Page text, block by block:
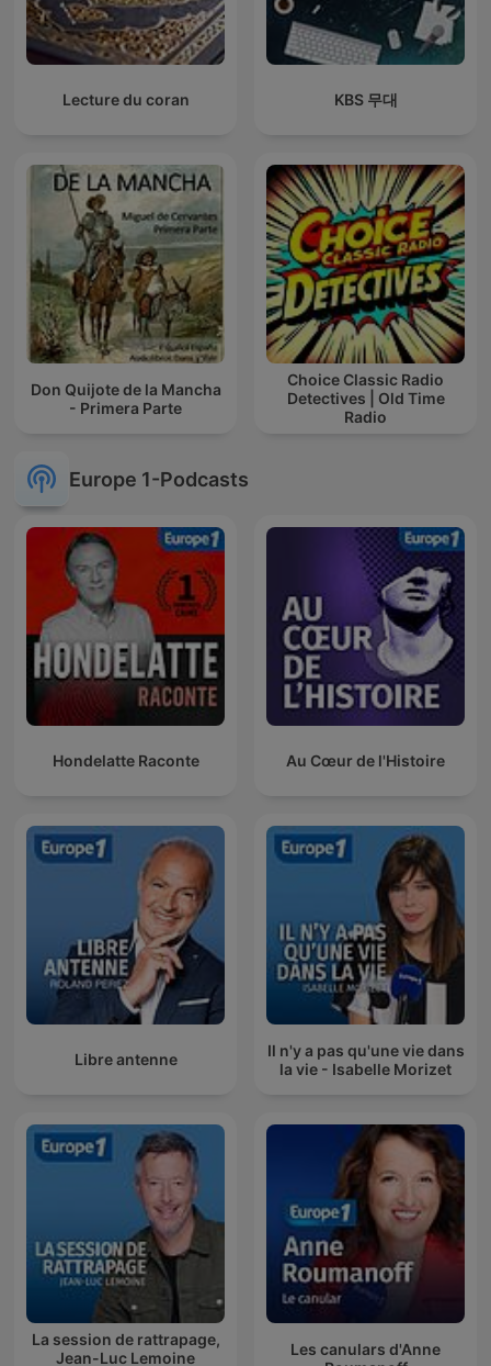
Lecture du coran KBS 무대
Don Quijote de la Mancha
- Primera Parte
Choice Classic Radio
Detectives | Old Time
Radio
Europe 1-Podcasts
Hondelatte Raconte Au Cœur de l'Histoire
Libre antenne
Il n'y a pas qu'une vie dans
la vie - Isabelle Morizet
La session de rattrapage,
Jean-Luc Lemoine
Les canulars d'Anne